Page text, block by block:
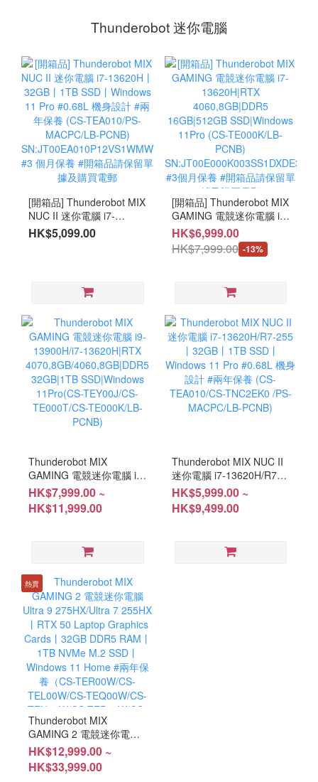
T9L00Q/LB-PCNB)Thunderobot 迷你電腦
[開箱品] Thunderobot MIX
NUC II 迷你電腦 i7-
13620H丨32GB丨1TB
SSD丨Windows 11 Pro
SN:JT00EA010P12VS1WMWYQ
留單據及購買電郵
HK$5,099.00
[開箱品] Thunderobot MIX
GAMING 電競迷你電腦 i7-
13620H|RTX
4060,8GB|DDR5
16GB|512GB
SN:JT00E000K003SS1DXDE3
留單據及購買電郵
HK$6,999.00
HK$7,999.00 -13%
Thunderobot MIX
GAMING 電競迷你電腦 i9-
13900H/i7-13620H|RTX
4070,8GB/4060,8GB|DDR5
32GB|1TB SSD|Windows
HK$7,999.00 ~
HK$11,999.00
Thunderobot MIX NUC II
迷你電腦 i7-13620H/R7-
255丨32GB丨1TB SSD丨
Windows 11 Pro #0.68L
機身設計 #兩年保養 (CS-
HK$5,999.00 ~
HK$9,499.00
熱賣
Thunderobot MIX
GAMING 2 電競迷你電腦
Ultra 9 275HX/Ultra 7
255HX丨RTX 50 Laptop
Graphics Cards丨32GB
HK$12,999.00 ~
HK$33,999.00